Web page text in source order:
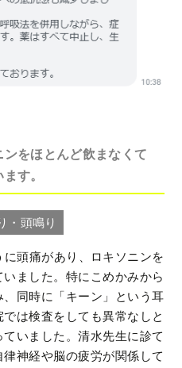
をほとんど飲まなくて
す。
・頭鳴り
頭痛があり、ロキソニンを
ました。特にこめかみから
同時に「キーン」という耳
は検査をしても異常なしと
いました。清水先生に診て
神経や脳の疲労が関係して